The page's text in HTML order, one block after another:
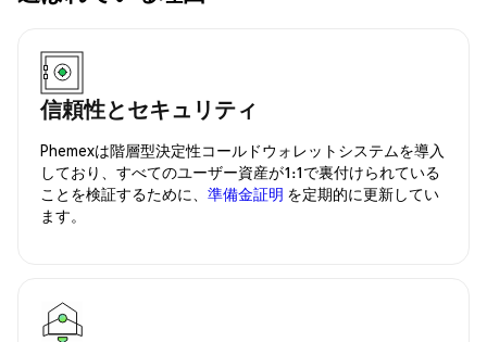
信頼性とセキュリティ
Phemexは階層型決定性コールドウォレットシステムを導入
しており、すべてのユーザー資産が1:1で裏付けられている
ことを検証するために、 準備金証明 を定期的に更新してい
ます。